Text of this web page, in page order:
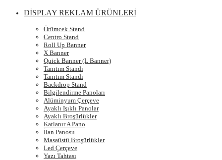
DİSPLAY REKLAM ÜRÜNLERİ
Örümcek Stand
Centro Stand
Roll Up Banner
X Banner
Quick Banner (L Banner)
Tanıtım Standı
Tanıtım Standı
Backdrop Stand
Bilgilendirme Panoları
Alüminyum Çerçeve
Ayaklı Işıklı Panolar
Ayaklı Broşürlükler
Katlanır A Pano
İlan Panosu
Masaüstü Broşürlükler
Led Çerçeve
Yazı Tahtası